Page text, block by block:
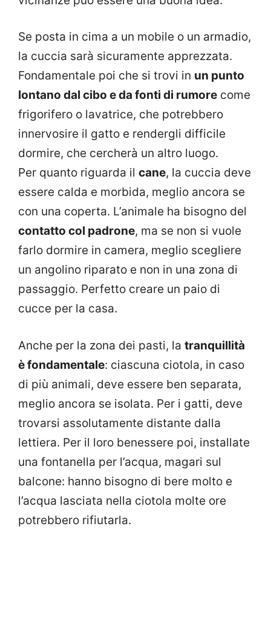
Se posta in cima a un mobile o un armadio,
la cuccia sarà sicuramente apprezzata.
Fondamentale poi che si trovi in un punto
lontano dal cibo e da fonti di rumore come
frigorifero o lavatrice, che potrebbero
innervosire il gatto e rendergli difficile
dormire, che cercherà un altro luogo.
Per quanto riguarda il cane, la cuccia deve
essere calda e morbida, meglio ancora se
con una coperta. L’animale ha bisogno del
contatto col padrone, ma se non si vuole
farlo dormire in camera, meglio scegliere
un angolino riparato e non in una zona di
passaggio. Perfetto creare un paio di
cucce per la casa.
Anche per la zona dei pasti, la tranquillità
è fondamentale: ciascuna ciotola, in caso
di più animali, deve essere ben separata,
meglio ancora se isolata. Per i gatti, deve
trovarsi assolutamente distante dalla
lettiera. Per il loro benessere poi, installate
una fontanella per l’acqua, magari sul
balcone: hanno bisogno di bere molto e
l’acqua lasciata nella ciotola molte ore
potrebbero rifiutarla.